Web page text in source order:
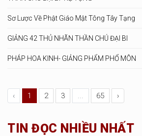
Sơ Lược Về Phật Giáo Mật Tông Tây Tạng
GIẢNG 42 THỦ NHÃN THẦN CHÚ ĐẠI BI
PHÁP HOA KINH- GIẢNG PHẨM PHỔ MÔN
‹ 1 2 3 ... 65 ›
TIN ĐỌC NHIỀU NHẤT